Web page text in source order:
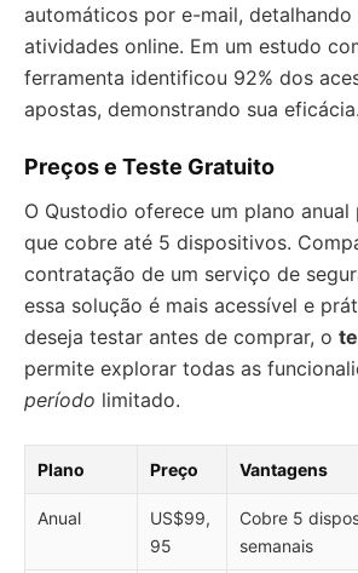
automáticos por e-mail, detalhando
atividades online. Em um estudo
ferramenta identificou 92% dos
apostas, demonstrando sua eficácia.
Preços e Teste Gratuito
O Qustodio oferece um plano anual
que cobre até 5 dispositivos.
contratação de um serviço de
essa solução é mais acessível e
deseja testar antes de comprar, o
permite explorar todas as
período limitado.
Plano Preço Vantagens
Anual
US$99,
95
Cobre 5
semanais